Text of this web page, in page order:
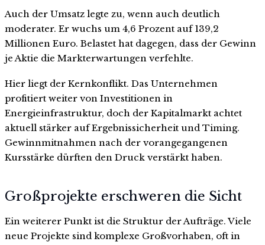
Auch der Umsatz legte zu, wenn auch deutlich
moderater. Er wuchs um 4,6 Prozent auf 139,2
Millionen Euro. Belastet hat dagegen, dass der Gewinn
je Aktie die Markterwartungen verfehlte.
Hier liegt der Kernkonflikt. Das Unternehmen
profitiert weiter von Investitionen in
Energieinfrastruktur, doch der Kapitalmarkt achtet
aktuell stärker auf Ergebnissicherheit und Timing.
Gewinnmitnahmen nach der vorangegangenen
Kursstärke dürften den Druck verstärkt haben.
Großprojekte erschweren die Sicht
Ein weiterer Punkt ist die Struktur der Aufträge. Viele
neue Projekte sind komplexe Großvorhaben, oft in